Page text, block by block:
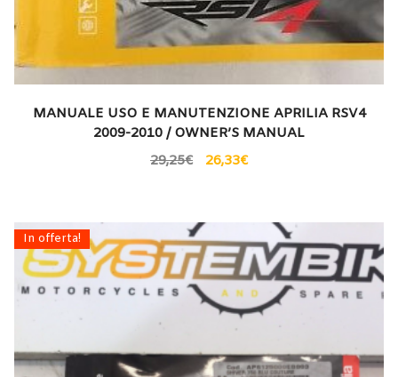
MANUALE USO E MANUTENZIONE APRILIA RSV4
2009-2010 / OWNER’S MANUAL
29,25€ 26,33€
In offerta!